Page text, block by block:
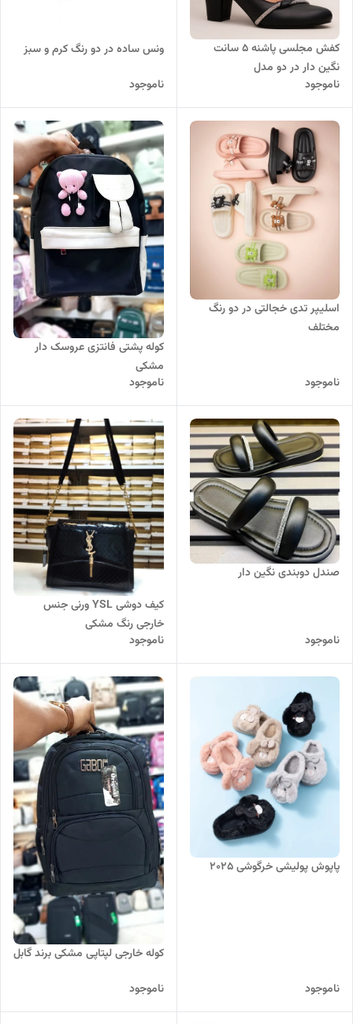
کفش مجلسی پاشنه 5 سانت
نگین دار در دو مدل
ناموجود
ونس ساده در دو رنگ کرم و سبز
ناموجود
اسلیپر تدی خجالتی در دو رنگ
مختلف
ناموجود
کوله پشتی فانتزی عروسک دار
مشکی
ناموجود
صندل دوبندی نگین دار
ناموجود
کیف دوشی YSL ورنی جنس
خارجی رنگ مشکی
ناموجود
پاپوش پولیشی خرگوشی 2025
ناموجود
کوله خارجی لپتاپی مشکی برند گابل
ناموجود